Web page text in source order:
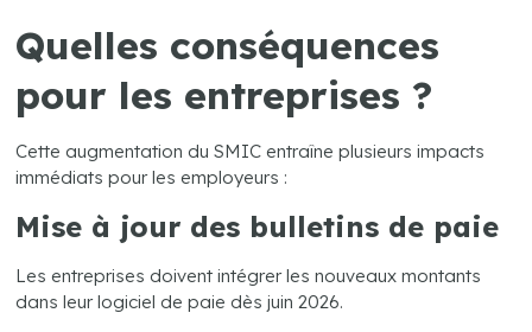
Quelles conséquences
pour les entreprises ?
Cette augmentation du SMIC entraîne plusieurs impacts
immédiats pour les employeurs :
Mise à jour des bulletins de paie
Les entreprises doivent intégrer les nouveaux montants
dans leur logiciel de paie dès juin 2026.